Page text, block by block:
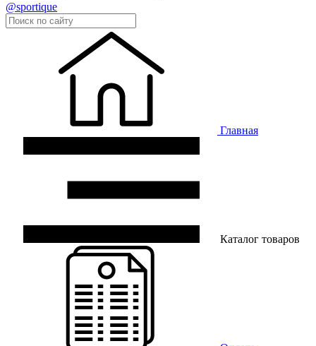
@sportique
Главная
Каталог товаров